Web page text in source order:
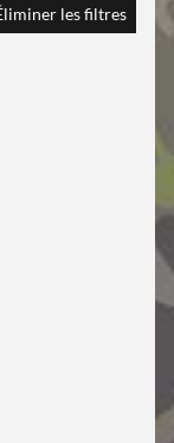
les filtres